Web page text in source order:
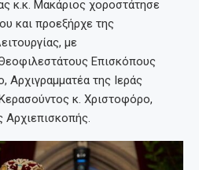
κ.κ. Μακάριος χοροστάτησε
και προεξήρχε της
με
Επισκόπους
Αρχιγραμματέα της Ιεράς
κ. Χριστοφόρο,
Αρχιεπισκοπής.